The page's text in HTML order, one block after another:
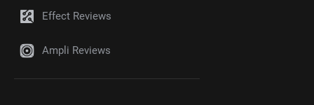
Effect Reviews
Ampli Reviews